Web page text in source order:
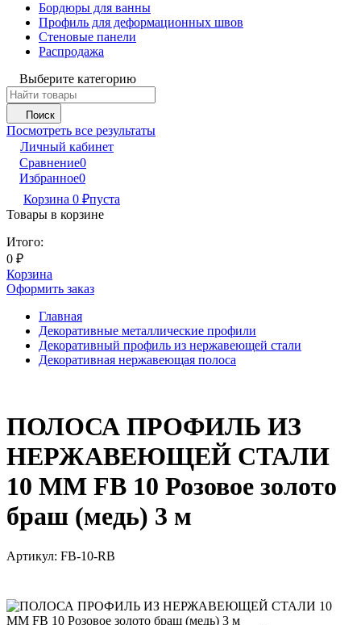
Бордюры для ванны
Профиль для деформационных швов
Стеновые панели
Распродажа
Выберите категорию
Поиск
Посмотреть все результаты
Личный кабинет
Сравнение0
Избранное0
Корзина 0 ₽пуста
Товары в корзине
Итого:
0 ₽
Корзина
Оформить заказ
Главная
Декоративные металлические профили
Декоративный профиль из нержавеющей стали
Декоративная нержавеющая полоса
ПОЛОСА ПРОФИЛЬ ИЗ
НЕРЖАВЕЮЩЕЙ СТАЛИ
10 ММ FB 10 Розовое золото
браш (медь) 3 м
Артикул: FB-10-RB